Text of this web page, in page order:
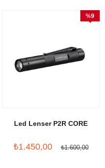
Led Lenser P2R CORE
₺1.450,00 ₺1.600,00
%9